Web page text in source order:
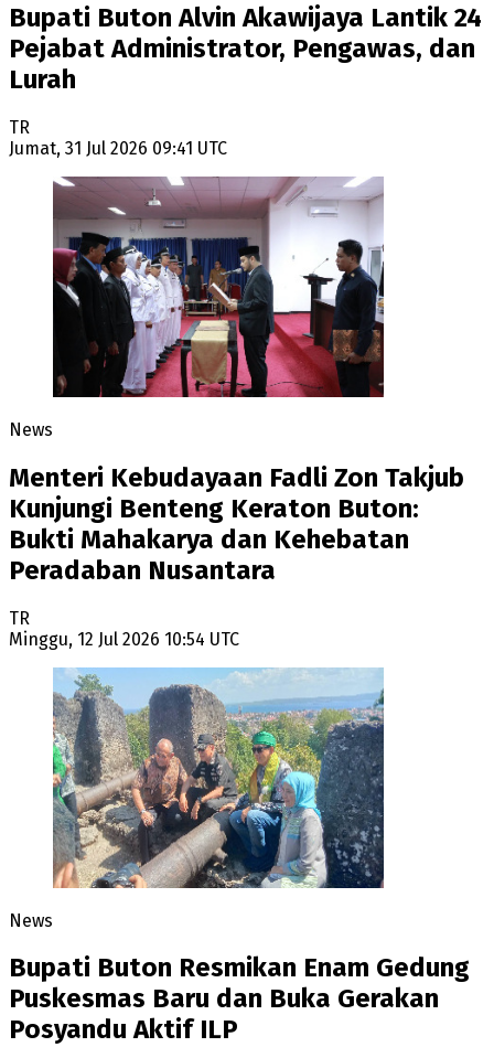
Bupati Buton Alvin Akawijaya Lantik 24
Pejabat Administrator, Pengawas, dan
Lurah
TR
Jumat, 31 Jul 2026 09:41 UTC
News
Menteri Kebudayaan Fadli Zon Takjub
Kunjungi Benteng Keraton Buton:
Bukti Mahakarya dan Kehebatan
Peradaban Nusantara
TR
Minggu, 12 Jul 2026 10:54 UTC
News
Bupati Buton Resmikan Enam Gedung
Puskesmas Baru dan Buka Gerakan
Posyandu Aktif ILP